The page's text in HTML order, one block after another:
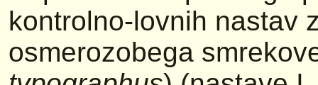
kontrolno-lovnih nastav
osmerozobega